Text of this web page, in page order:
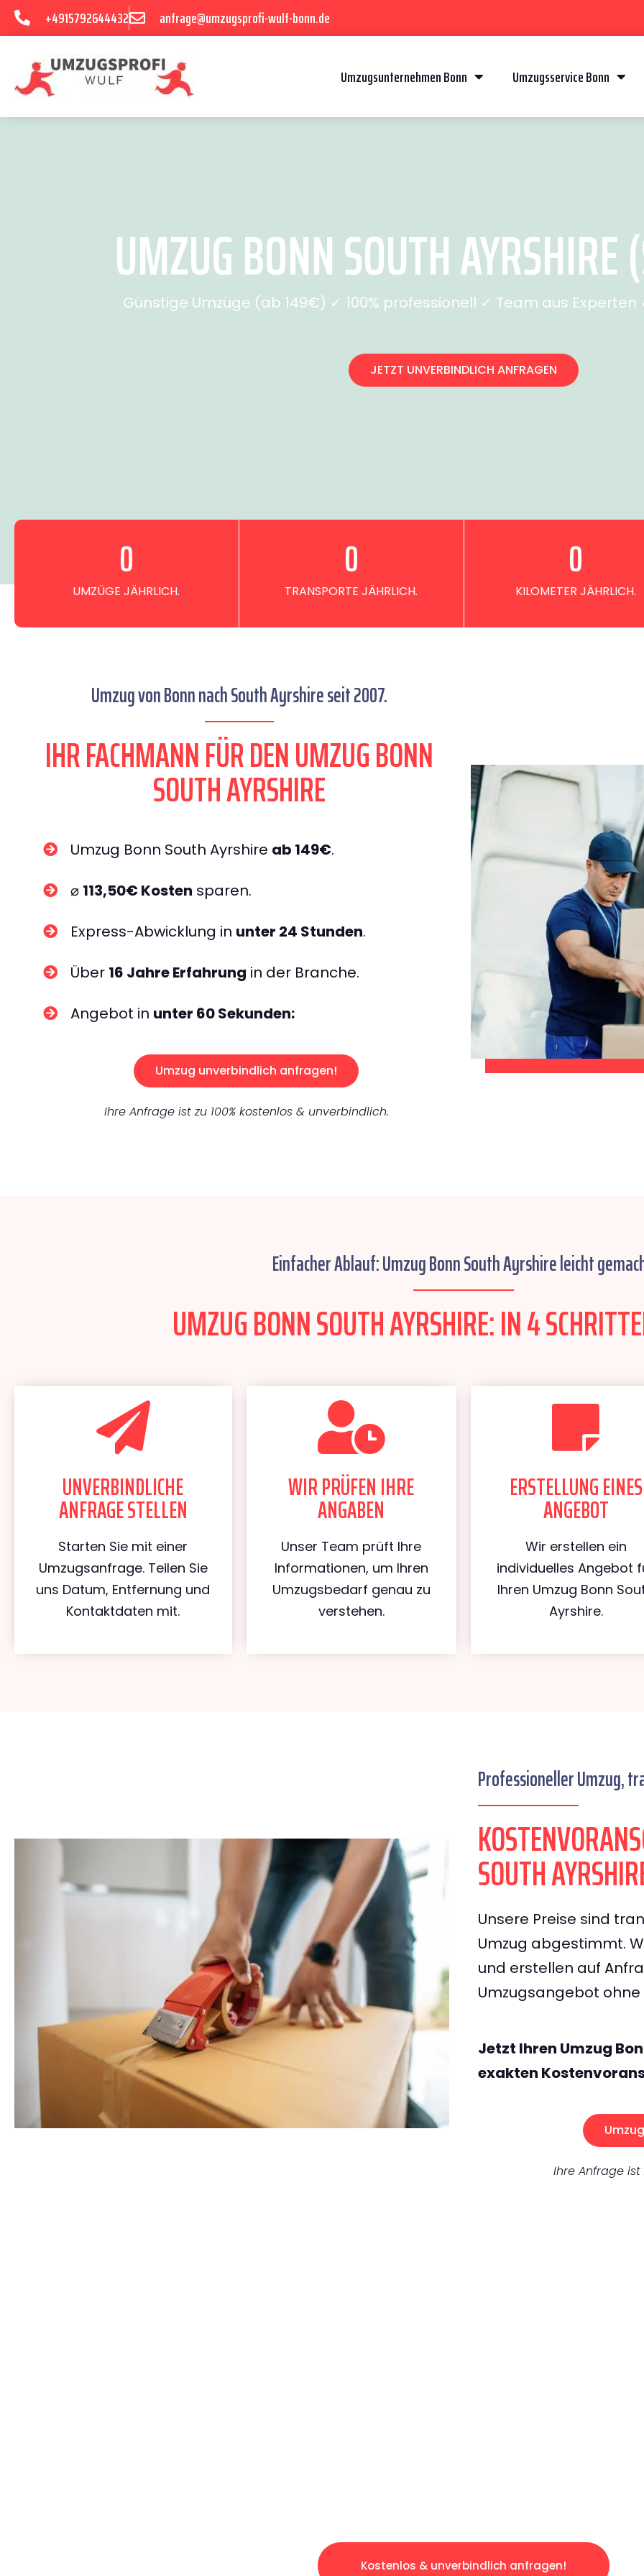
+4915792644432 anfrage@umzugsprofi-wulf-bonn.de
Umzugsunternehmen Bonn Umzugsservice Bonn
UMZUG BONN SOUTH
Günstige Umzüge (ab 149€) ✓ 100% professionell ✓ Team aus
JETZT UNVERBINDLICH ANFRAGEN
UMZÜGE JÄHRLICH.
0
TRANSPORTE JÄHRLICH.
0
KILOMETER JÄHRLICH.
0
Umzug von Bonn nach South Ayrshire seit 2007.
IHR FACHMANN FÜR DEN UMZUG BONN
SOUTH AYRSHIRE
Umzug Bonn South Ayrshire ab 149€.
⌀ 113,50€ Kosten sparen.
Express-Abwicklung in unter 24 Stunden.
Über 16 Jahre Erfahrung in der Branche.
Angebot in unter 60 Sekunden:
Umzug unverbindlich anfragen!
Ihre Anfrage ist zu 100% kostenlos & unverbindlich.
Einfacher Ablauf: Umzug Bonn South Ayrshire leicht
UMZUG BONN SOUTH AYRSHIRE: IN 4
UNVERBINDLICHE
ANFRAGE STELLEN
Starten Sie mit einer
Umzugsanfrage. Teilen Sie
uns Datum, Entfernung und
Kontaktdaten mit.
WIR PRÜFEN IHRE
ANGABEN
Unser Team prüft Ihre
Informationen, um Ihren
Umzugsbedarf genau zu
verstehen.
ERSTELLUNG EINES
ANGEBOT
Wir erstellen ein
individuelles Angebot
Ihren Umzug Bonn
Ayrshire.
Professioneller Umzug,
SOUTH
Unsere Preise sind
Umzug abgestimmt.
und erstellen auf
Umzugsangebot
Jetzt Ihren Umzug
exakten
Ihre Anfrage ist
Kostenlos & unverbindlich anfragen!